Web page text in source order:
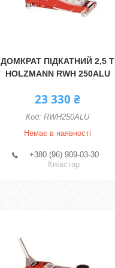
ДОМКРАТ ПІДКАТНИЙ 2,5 Т
HOLZMANN RWH 250ALU
23 330 ₴
RWH250ALU
Немає в наявності
+380 (96) 909-03-30
Київстар